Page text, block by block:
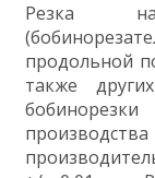
Резка
продольной
также